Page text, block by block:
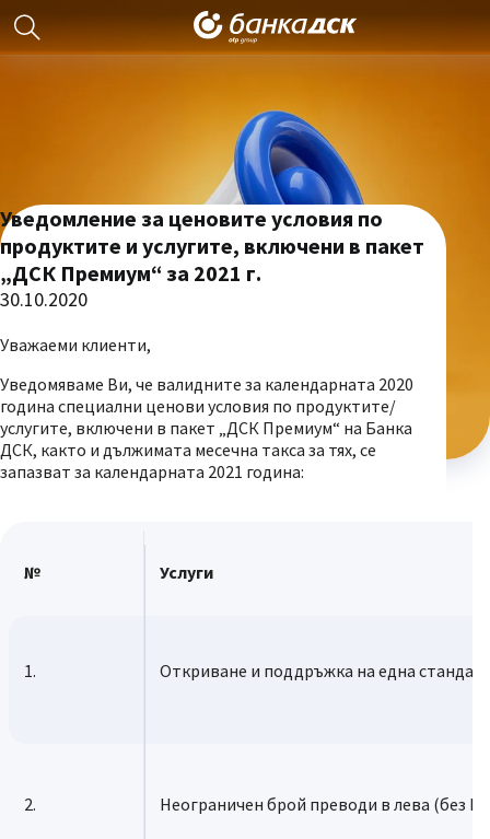
Уведомление за ценовите условия по
продуктите и услугите, включени в пакет
„ДСК Премиум“ за 2021 г.
30.10.2020
Уважаеми клиенти,
Уведомяваме Ви, че валидните за календарната 2020
година специални ценови условия по продуктите/
услугите, включени в пакет „ДСК Премиум“ на Банка
ДСК, както и дължимата месечна такса за тях, се
запазват за календарната 2021 година:
№ Услуги
1. Откриване и поддръжка на една
2. Неограничен брой преводи в лева (без